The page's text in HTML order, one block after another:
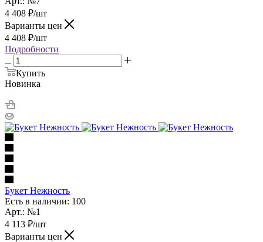
4 408 ₽/шт
Варианты цен
4 408 ₽/шт
Подробности
Купить
Новинка
Букет Нежность
Есть в наличии: 100
Арт.: №1
4 113 ₽/шт
Варианты цен